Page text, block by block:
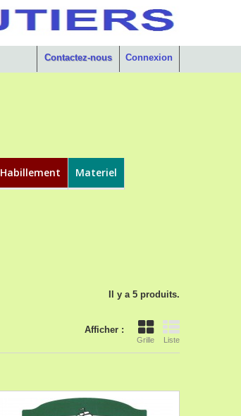
Connexion
Contactez-nous
Habillement Materiel
Il y a 5 produits.
Afficher :
Grille Liste